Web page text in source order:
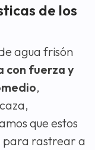
de los
agua frisón
con fuerza y
,
que estos
para rastrear a